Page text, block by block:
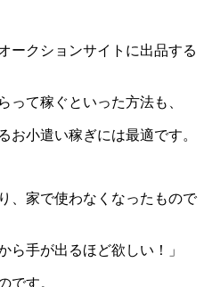
ークションサイトに出品する
って稼ぐといった方法も、
お小遣い稼ぎには最適です。
、家で使わなくなったもので
ら手が出るほど欲しい！」
です。